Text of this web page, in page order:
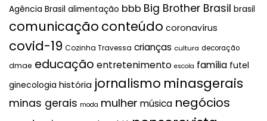
Agência Brasil alimentação bbb Big Brother Brasil brasil
comunicação conteúdo coronavírus
covid-19 Cozinha Travessa crianças cultura decoração
dmae educação entretenimento escola família futel
ginecologia história jornalismo minasgerais
minas gerais moda mulher música negócios